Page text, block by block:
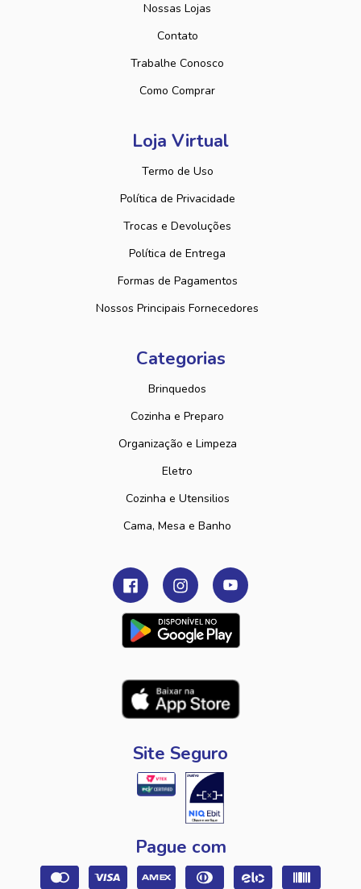
Nossas Lojas
Contato
Trabalhe Conosco
Como Comprar
Loja Virtual
Termo de Uso
Política de Privacidade
Trocas e Devoluções
Política de Entrega
Formas de Pagamentos
Nossos Principais Fornecedores
Categorias
Brinquedos
Cozinha e Preparo
Organização e Limpeza
Eletro
Cozinha e Utensilios
Cama, Mesa e Banho
Site Seguro
Pague com